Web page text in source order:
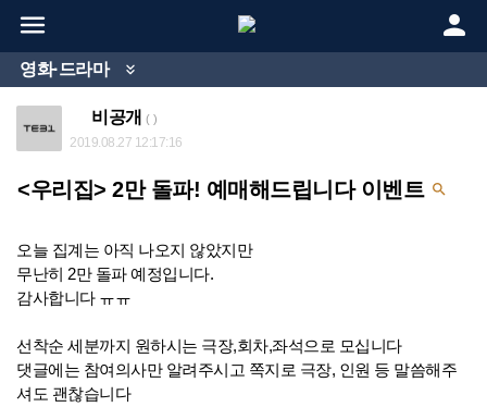
 
영화·드라마 
비공개 ( )
2019.08.27 12:17:16
<우리집> 2만 돌파! 예매해드립니다 이벤트 
오늘 집계는 아직 나오지 않았지만
무난히 2만 돌파 예정입니다.
감사합니다 ㅠㅠ
선착순 세분까지 원하시는 극장,회차,좌석으로 모십니다
댓글에는 참여의사만 알려주시고 쪽지로 극장, 인원 등 말씀해주
셔도 괜찮습니다